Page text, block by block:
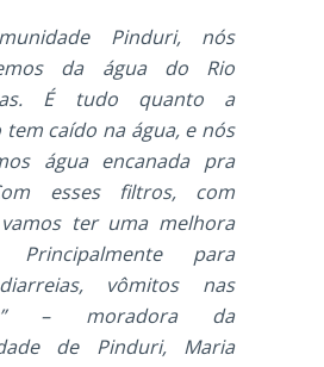
Pinduri, nós
da água do Rio
É tudo quanto a
tem caído na água, e nós
água encanada pra
esses filtros, com
ter uma melhora
Principalmente para
vômitos nas
– moradora da
de Pinduri, Maria